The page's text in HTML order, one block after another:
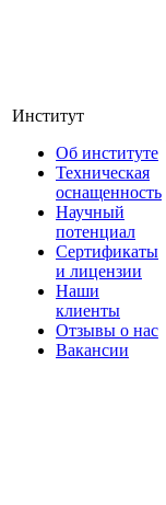
Институт
Об институте
Техническая
оснащенность
Научный
потенциал
Сертификаты
и лицензии
Наши
клиенты
Отзывы о нас
Вакансии